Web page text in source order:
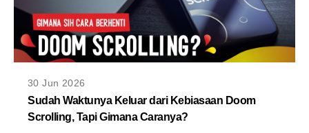
30 Jun 2026
Sudah Waktunya Keluar dari Kebiasaan Doom
Scrolling, Tapi Gimana Caranya?